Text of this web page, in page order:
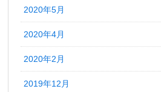
2020年5月
2020年4月
2020年2月
2019年12月